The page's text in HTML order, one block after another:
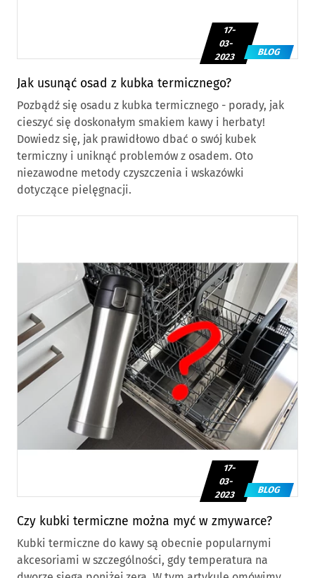
Jak usunąć osad z kubka termicznego?
17-
03-
2023
BLOG
Pozbądź się osadu z kubka termicznego - porady, jak
cieszyć się doskonałym smakiem kawy i herbaty!
Dowiedz się, jak prawidłowo dbać o swój kubek
termiczny i uniknąć problemów z osadem. Oto
niezawodne metody czyszczenia i wskazówki
dotyczące pielęgnacji.
Czy kubki termiczne można myć w zmywarce?
17-
03-
2023
BLOG
Kubki termiczne do kawy są obecnie popularnymi
akcesoriami w szczególności, gdy temperatura na